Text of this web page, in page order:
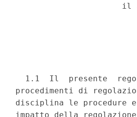
1.1  Il  presente
procedimenti di
disciplina le procedure
impatto della